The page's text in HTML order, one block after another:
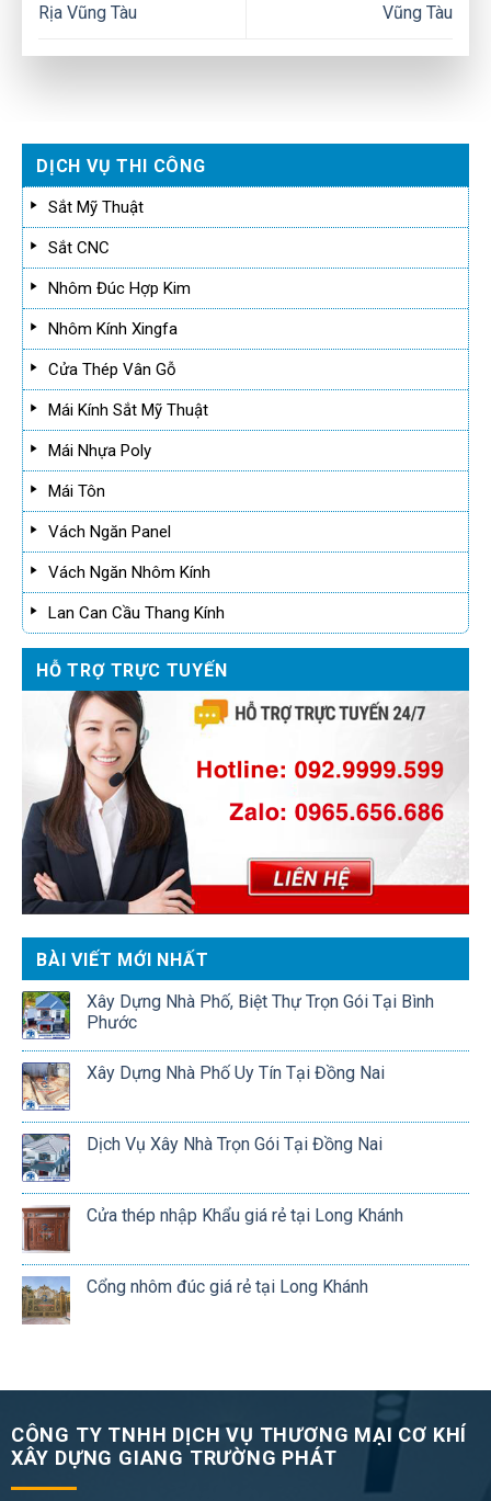
Rịa Vũng Tàu
Vũng Tàu
DỊCH VỤ THI CÔNG
Sắt Mỹ Thuật
Sắt CNC
Nhôm Đúc Hợp Kim
Nhôm Kính Xingfa
Cửa Thép Vân Gỗ
Mái Kính Sắt Mỹ Thuật
Mái Nhựa Poly
Mái Tôn
Vách Ngăn Panel
Vách Ngăn Nhôm Kính
Lan Can Cầu Thang Kính
HỖ TRỢ TRỰC TUYẾN
BÀI VIẾT MỚI NHẤT
Xây Dựng Nhà Phố, Biệt Thự Trọn Gói Tại Bình
Phước
Xây Dựng Nhà Phố Uy Tín Tại Đồng Nai
Dịch Vụ Xây Nhà Trọn Gói Tại Đồng Nai
Cửa thép nhập Khẩu giá rẻ tại Long Khánh
Cổng nhôm đúc giá rẻ tại Long Khánh
CÔNG TY TNHH DỊCH VỤ THƯƠNG MẠI CƠ KHÍ
XÂY DỰNG GIANG TRƯỜNG PHÁT